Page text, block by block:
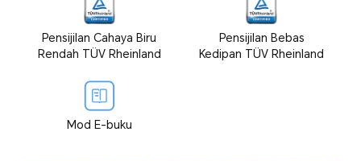
Pensijilan Cahaya Biru
Rendah TÜV Rheinland
Pensijilan Bebas
Kedipan TÜV Rheinland
Mod E-buku